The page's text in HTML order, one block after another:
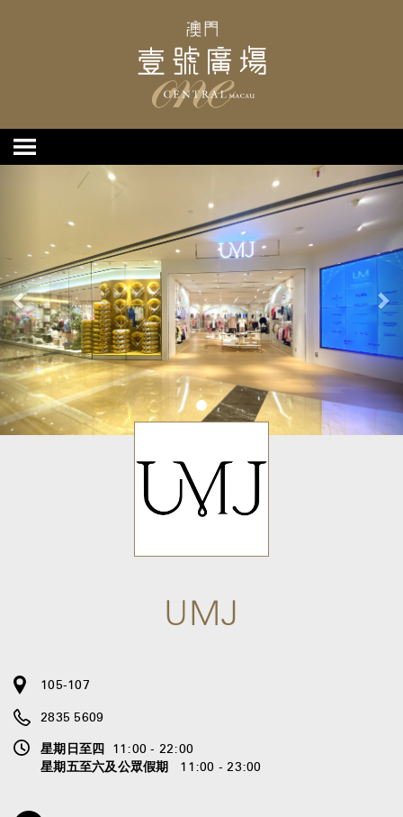
下
一
個
UMJ
105-107
2835 5609
星期日至四 11:00 - 22:00
星期五至六及公眾假期
11:00 - 23:00